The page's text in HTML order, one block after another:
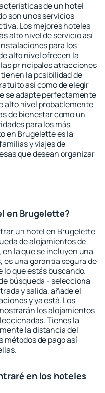
de un hotel
son unos servicios
Los mejores hoteles
alto nivel de servicio así
para los
alto nivel ofrecen la
principales atracciones
la posibilidad de
así como de elegir
se adapte perfectamente
alto nivel probablemente
de bienestar como un
para los más
en Brugelette es la
y viajes de
que desean organizar
en Brugelette?
un hotel en Brugelette
de alojamientos de
en la que se incluyen una
es una garantía segura de
que estás buscando.
búsqueda - selecciona
y salida, añade el
y ya está. Los
los alojamientos
Tienes la
la distancia del
métodos de pago así
en los hoteles